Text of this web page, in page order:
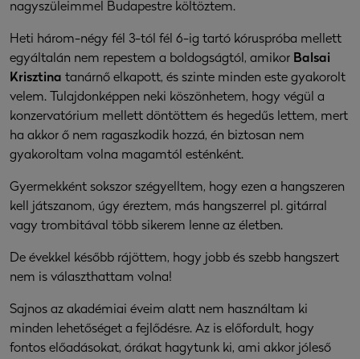
nagyszüleimmel Budapestre költöztem.
Heti három-négy fél 3-tól fél 6-ig tartó kóruspróba mellett
egyáltalán nem repestem a boldogságtól, amikor Balsai
Krisztina tanárnő elkapott, és szinte minden este gyakorolt
velem. Tulajdonképpen neki köszönhetem, hogy végül a
konzervatórium mellett döntöttem és hegedűs lettem, mert
ha akkor ő nem ragaszkodik hozzá, én biztosan nem
gyakoroltam volna magamtól esténként.
Gyermekként sokszor szégyelltem, hogy ezen a hangszeren
kell játszanom, úgy éreztem, más hangszerrel pl. gitárral
vagy trombitával több sikerem lenne az életben.
De évekkel később rájöttem, hogy jobb és szebb hangszert
nem is választhattam volna!
Sajnos az akadémiai éveim alatt nem használtam ki
minden lehetőséget a fejlődésre. Az is előfordult, hogy
fontos előadásokat, órákat hagytunk ki, ami akkor jóleső